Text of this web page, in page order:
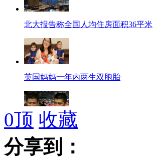
北大报告称全国人均住房面积36平米
英国妈妈一年内两生双胞胎
奥运冠军撞脸张学友郭富城
0顶 收藏
分享到：